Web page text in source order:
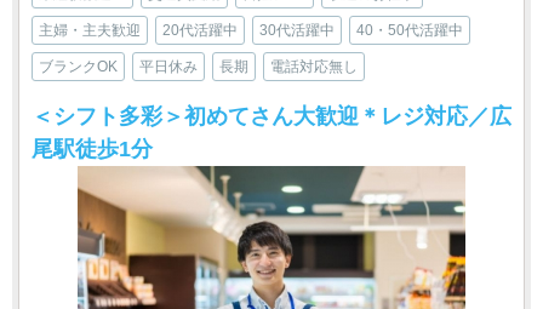
主婦・主夫歓迎 20代活躍中 30代活躍中 40・50代活躍中
ブランクOK 平日休み 長期 電話対応無し
＜シフト多彩＞初めてさん大歓迎＊レジ対応／広
尾駅徒歩1分